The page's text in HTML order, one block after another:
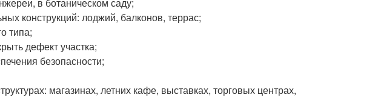
конструкций: лоджий, балконов, террас;
типа;
дефект участка;
безопасности;
магазинах, летних кафе, выставках, торговых центрах,